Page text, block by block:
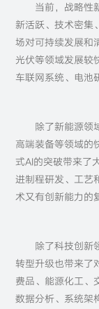
当前，战略性
新活跃、技术密集
场对可持续发展和
光伏等领域发展较
车联网系统、电池
除了新能源领
高端装备等领域的
式AI的突破带来了
进制程研发、工艺
术又有创新能力的
除了科技创新
转型升级也带来了
费品、能源化工、
数据分析、系统架